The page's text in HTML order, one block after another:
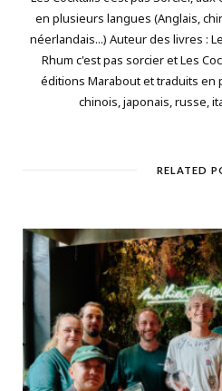
en plusieurs langues (Anglais,
néerlandais...) Auteur des livres :
Rhum c'est pas sorcier et Les
éditions Marabout et traduits en
chinois, japonais, russe,
RELATED